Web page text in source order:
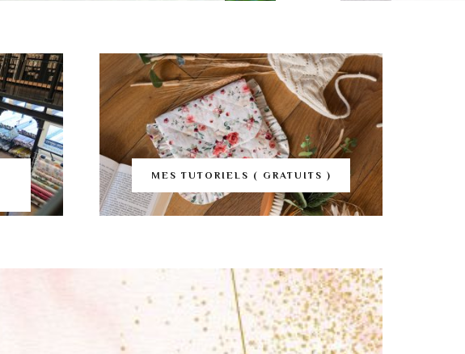
MES TUTORIELS ( GRATUITS )